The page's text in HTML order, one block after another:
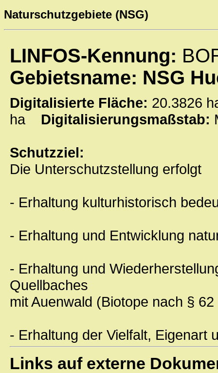
Naturschutzgebiete (NSG)
LINFOS-Kennung:
Gebietsname: NSG
Digitalisierte Fläche:
ha Digitalisierungsmaßstab:
Schutzziel:
Die Unterschutzstellung erfolgt
- Erhaltung kulturhistorisch
- Erhaltung und Entwicklung
- Erhaltung und
Quellbaches
mit Auenwald (Biotope nach §
- Erhaltung der Vielfalt, Eigenart
Links auf externe